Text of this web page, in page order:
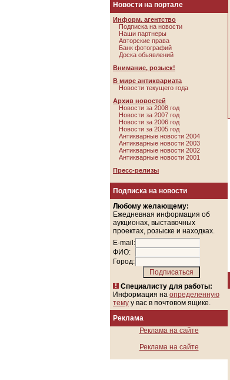
Новости на портале
Информ. агентство
Подписка на новости
Наши партнеры
Авторские права
Банк фотографий
Доска обьявлений
Внимание, розыск!
В мире антиквариата
Новости текущего года
Архив новостей
Новости за 2008 год
Новости за 2007 год
Новости за 2006 год
Новости за 2005 год
Антикварные новости 2004
Антикварные новости 2003
Антикварные новости 2002
Антикварные новости 2001
Пресс-релизы
Подписка на новости
Любому желающему:
Ежедневная информация об
аукционах, выставочных
проектах, розыске и находках.
E-mail:
ФИО:
Город:
Специалисту для работы:
Информация на определенную
тему у вас в почтовом ящике.
Реклама
Реклама на сайте
Реклама на сайте